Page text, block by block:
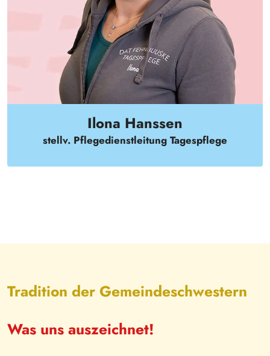
Ilona Hanssen
stellv. Pflegedienstleitung Tagespflege
Tradition der Gemeindeschwestern
Was uns auszeichnet!